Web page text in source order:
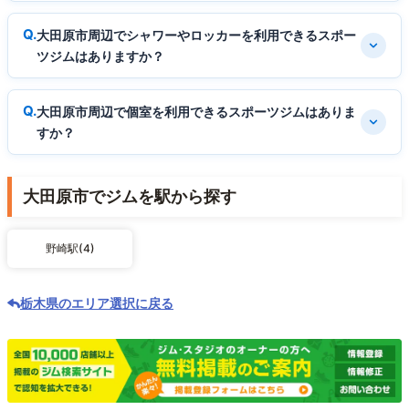
大田原市周辺でシャワーやロッカーを利用できるスポー
ツジムはありますか？
大田原市周辺で個室を利用できるスポーツジムはありま
すか？
大田原市でジムを駅から探す
野崎駅(4)
栃木県のエリア選択に戻る